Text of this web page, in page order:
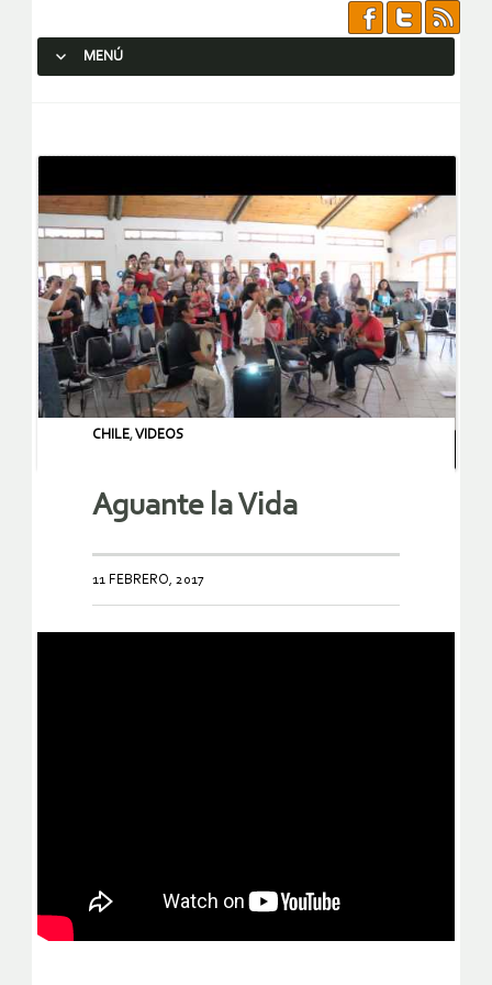
MENÚ
CHILE,VIDEOS
Aguante la Vida
11 FEBRERO, 2017